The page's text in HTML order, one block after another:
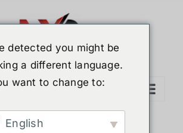
byPopularity
detected you might be
a different language.
want to change to:
English